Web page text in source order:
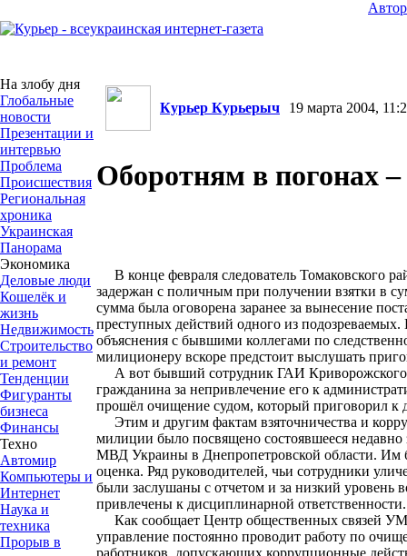
На злобу дня
Глобальные
новости
Презентации и
интервью
Проблема
Происшествия
Региональная
хроника
Украинская
Панорама
Экономика
Деловые люди
Кошелёк и
жизнь
Недвижимость
Строительство
и ремонт
Тенденции
Фигуранты
бизнеса
Финансы
Техно
Автомир
Компьютеры и
Интернет
Наука и
техника
Прорыв в
Курьер Курьерыч 19 марта 2004,
Оборотням в погонах
В конце февраля следователь Томаковского
задержан с поличным при получении взятки в
сумма была оговорена заранее за вынесение
преступных действий одного из
объяснения с бывшими коллегами по
милиционеру вскоре предстоит выслушать
А вот бывший сотрудник ГАИ Криворожского
гражданина за непривлечение его к
прошёл очищение судом, который приговорил к
Этим и другим фактам взяточничества и
милиции было посвящено состоявшееся недавно
МВД Украины в Днепропетровской области. Им
оценка. Ряд руководителей, чьи сотрудники
были заслушаны с отчетом и за низкий уровень
привлечены к дисциплинарной ответственности.
Как сообщает Центр общественных связей
управление постоянно проводит работу по
работников, допускающих коррупционные